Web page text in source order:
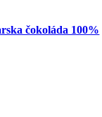
čokoláda 100%